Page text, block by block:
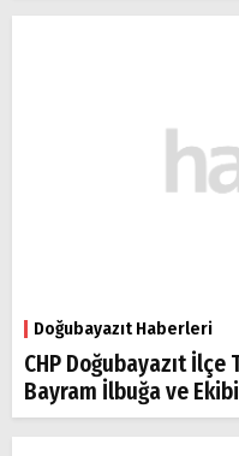
Doğubayazıt Haberleri
CHP Doğubayazıt
Bayram İlbuğa ve Ekibi